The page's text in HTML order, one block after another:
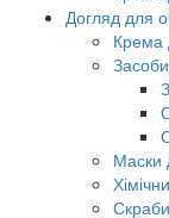
Догляд для
Крема
Маски